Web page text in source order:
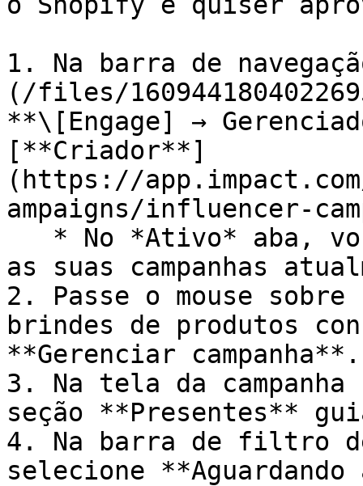
1. Na barra de
(/files/
**\[Engage] →
[**Criador**]
(https://
ampaigns/influencer-
as suas campanhas
2. Passe o mouse sobre
brindes de produtos
**Gerenciar campanha**.
3. Na tela da
seção **Presentes**
4. Na barra de filtro
selecione